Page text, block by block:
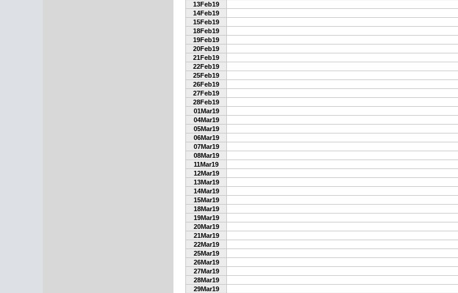
13Feb19
14Feb19
15Feb19
18Feb19
19Feb19
20Feb19
21Feb19
22Feb19
25Feb19
26Feb19
27Feb19
28Feb19
01Mar19
04Mar19
05Mar19
06Mar19
07Mar19
08Mar19
11Mar19
12Mar19
13Mar19
14Mar19
15Mar19
18Mar19
19Mar19
20Mar19
21Mar19
22Mar19
25Mar19
26Mar19
27Mar19
28Mar19
29Mar19